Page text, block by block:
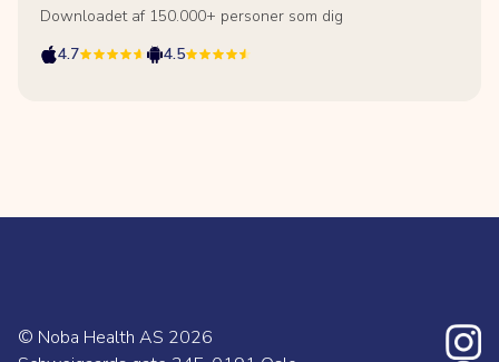
Downloadet af 150.000+ personer som dig
4.7
4.5
© Noba Health AS 2026